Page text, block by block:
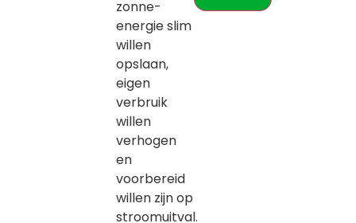
zonne-
energie slim
willen
opslaan,
eigen
verbruik
willen
verhogen
en
voorbereid
willen zijn op
stroomuitval.